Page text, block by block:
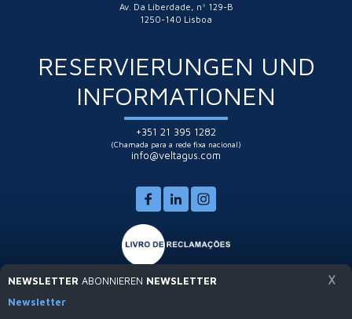
Av. Da Liberdade, nº 129-B
1250-140 Lisboa
RESERVIERUNGEN UND
INFORMATIONEN
+351 21 395 1282
(Chamada para a rede fixa nacional)
info@veltagus.com
X
NEWSLETTER ABONNIEREN NEWSLETTER
Newsletter